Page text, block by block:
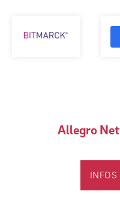
Allegro
INFOS